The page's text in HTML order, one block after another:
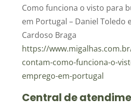
Como funciona o visto para
em Portugal – Daniel Toledo
Cardoso Braga
https://
contam-como-funciona-o-
emprego-em-portugal
Central de